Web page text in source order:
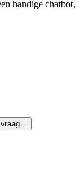
handige chatbot,